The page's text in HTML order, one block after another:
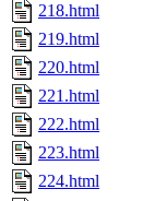
218.html
219.html
220.html
221.html
222.html
223.html
224.html